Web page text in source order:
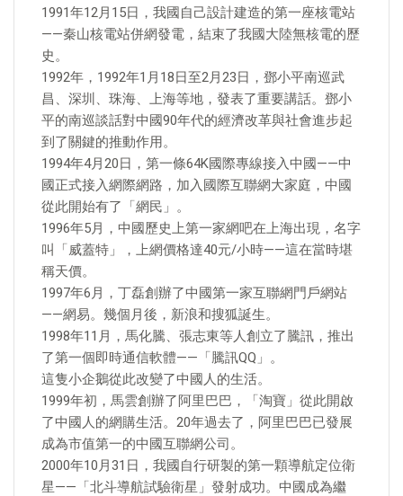
1991年12月15日，我國自己設計建造的第一座核電站
——秦山核電站併網發電，結束了我國大陸無核電的歷
史。
1992年，1992年1月18日至2月23日，鄧小平南巡武
昌、深圳、珠海、上海等地，發表了重要講話。鄧小
平的南巡談話對中國90年代的經濟改革與社會進步起
到了關鍵的推動作用。
1994年4月20日，第一條64K國際專線接入中國——中
國正式接入網際網路，加入國際互聯網大家庭，中國
從此開始有了「網民」。
1996年5月，中國歷史上第一家網吧在上海出現，名字
叫「威蓋特」，上網價格達40元/小時——這在當時堪
稱天價。
1997年6月，丁磊創辦了中國第一家互聯網門戶網站
——網易。幾個月後，新浪和搜狐誕生。
1998年11月，馬化騰、張志東等人創立了騰訊，推出
了第一個即時通信軟體——「騰訊QQ」。
這隻小企鵝從此改變了中國人的生活。
1999年初，馬雲創辦了阿里巴巴，「淘寶」從此開啟
了中國人的網購生活。20年過去了，阿里巴巴已發展
成為市值第一的中國互聯網公司。
2000年10月31日，我國自行研製的第一顆導航定位衛
星——「北斗導航試驗衛星」發射成功。中國成為繼